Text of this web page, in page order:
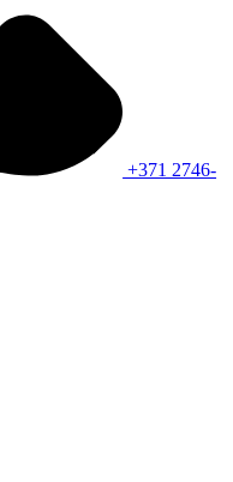
+371 2746-